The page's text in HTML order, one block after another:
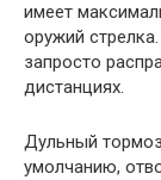
имеет
оружий
запросто
дистанциях.
Дульный
умолчанию,